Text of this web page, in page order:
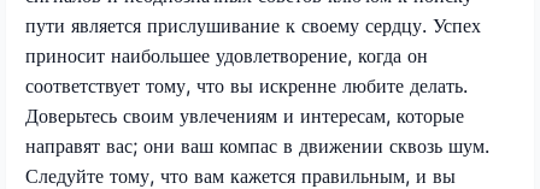
пути является прислушивание к своему сердцу. Успех
приносит наибольшее удовлетворение, когда он
соответствует тому, что вы искренне любите делать.
Доверьтесь своим увлечениям и интересам, которые
направят вас; они ваш компас в движении сквозь шум.
Следуйте тому, что вам кажется правильным, и вы